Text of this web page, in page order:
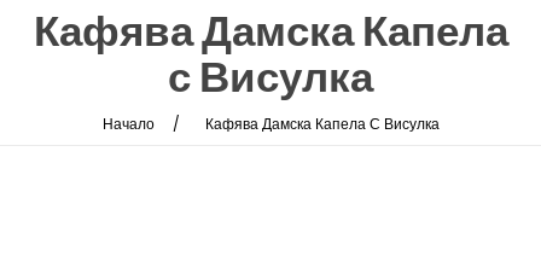
Кафява Дамска Капела
с Висулка
Начало Кафява Дамска Капела С Висулка